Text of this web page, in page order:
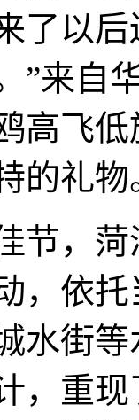
了以
”来自
高飞
的礼物
，菏
，依
水街
，重